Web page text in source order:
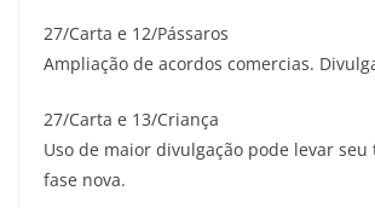
27/Carta e 12/Pássaros
Ampliação de acordos comercias.
27/Carta e 13/Criança
Uso de maior divulgação pode levar
fase nova.